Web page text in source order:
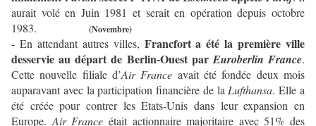
aurait volé en Juin 1981 et serait en opération depuis octobre
1983.
(Novembre)
- En attendant autres villes, Francfort a été la première ville
desservie au départ de Berlin-Ouest parEuroberlin France.
Cette nouvelle filiale d’Air France avait été fondée deux mois
auparavant avec la participation financière de la Lufthansa. Elle a
été créée pour contrer les Etats-Unis dans leur expansion en
Europe. Air France était actionnaire majoritaire avec 51% des